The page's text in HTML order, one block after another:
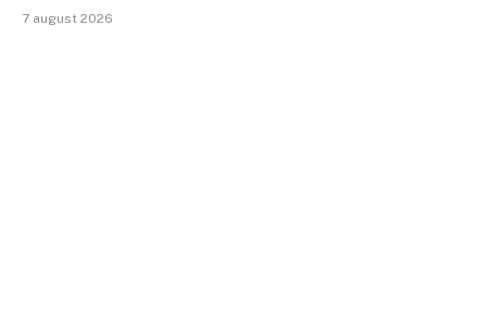
7 august 2026